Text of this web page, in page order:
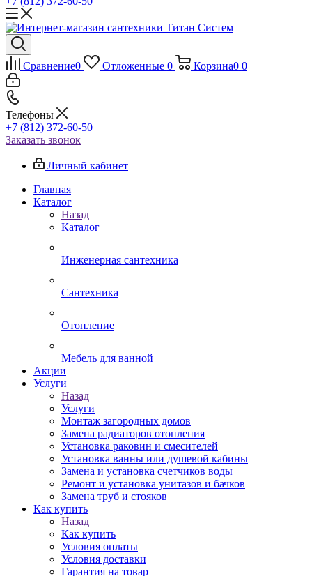
Сравнение0 Отложенные 0 Корзина0 0
Телефоны
+7 (812) 372-60-50
Заказать звонок
Личный кабинет
Главная
Каталог
Назад
Каталог
Инженерная сантехника
Сантехника
Отопление
Мебель для ванной
Акции
Услуги
Назад
Услуги
Монтаж загородных домов
Замена радиаторов отопления
Установка раковин и смесителей
Установка ванны или душевой кабины
Замена и установка счетчиков воды
Ремонт и установка унитазов и бачков
Замена труб и стояков
Как купить
Назад
Как купить
Условия оплаты
Условия доставки
Гарантия на товар